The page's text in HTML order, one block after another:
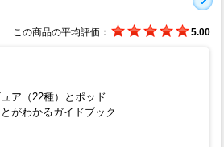
この商品の平均評価： 5.00
ア（22種）とポッド
がわかるガイドブック